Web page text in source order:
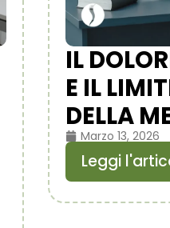
IL
E IL
DELLA
Marzo 13, 2026
Leggi